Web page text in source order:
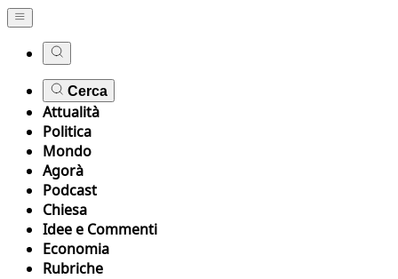
Cerca
Attualità
Politica
Mondo
Agorà
Podcast
Chiesa
Idee e Commenti
Economia
Rubriche